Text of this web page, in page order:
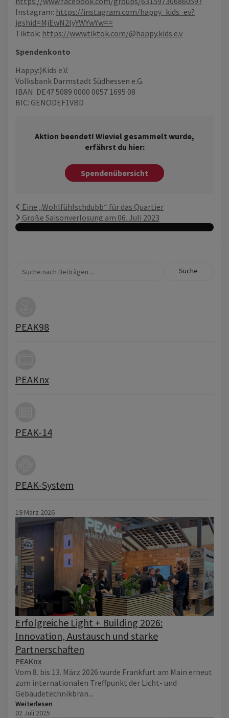
Instagram: https://instagram.com/happy_kids_ev?
igshid=MjEwN2IyYWYwYw==
Tiktok: https://www.tiktok.com/@happy.kids.e.v
Spendenkonto
Happy:)Kids e.V.
Volksbank Darmstadt Südhessen e.G.
IBAN: DE47 5089 0000 0057 1695 08
BIC: GENODEF1VBD
Aktion beendet! Wieviel gesammelt wurde,
erfährst du hier:
Spendenübersicht
Eine „Wohlfühlschdubb“ für das Quartier
Große Saisonverlosung am 06. Juli 2023
Suche
PEAK98
PEAKnx
PEAK-14
PEAK-System
19 März 2026
Erfolgreiche Light + Building 2026:
Innovation, Austausch und starke
Partnerschaften
PEAKnx
Vom 8. bis 13. März 2026 wurde Frankfurt am Main erneut
zum internationalen Treffpunkt der Licht- und
Gebäudetechnikbran...
Weiterlesen
02 Juli 2025